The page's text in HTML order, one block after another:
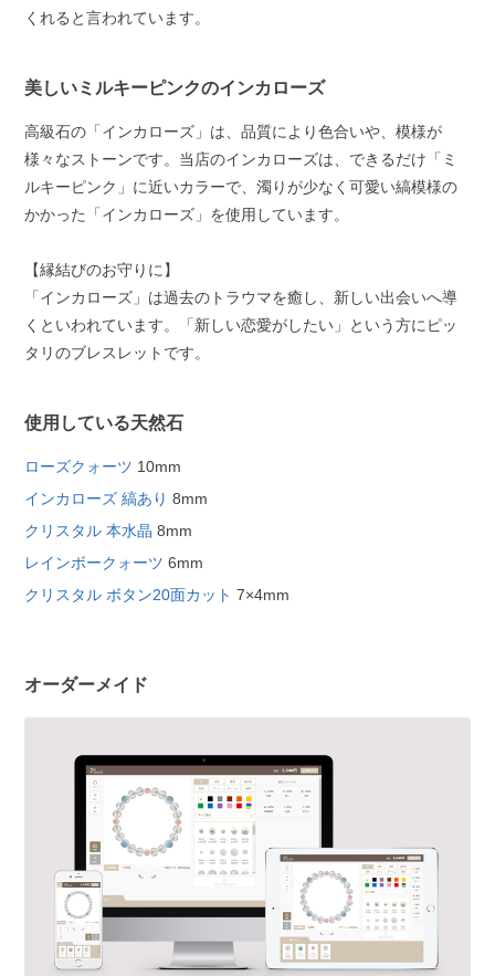
くれると言われています。
美しいミルキーピンクのインカローズ
高級石の「インカローズ」は、品質により色合いや、模様が
様々なストーンです。当店のインカローズは、できるだけ「ミ
ルキーピンク」に近いカラーで、濁りが少なく可愛い縞模様の
かかった「インカローズ」を使用しています。
【縁結びのお守りに】
「インカローズ」は過去のトラウマを癒し、新しい出会いへ導
くといわれています。「新しい恋愛がしたい」という方にピッ
タリのブレスレットです。
使用している天然石
ローズクォーツ 10mm
インカローズ 縞あり 8mm
クリスタル 本水晶 8mm
レインボークォーツ 6mm
クリスタル ボタン20面カット 7×4mm
オーダーメイド